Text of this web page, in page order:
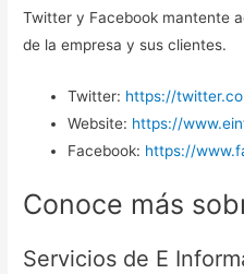
Twitter y Facebook mantente
de la empresa y sus clientes.
Twitter: https://
Website: https://
Facebook: https://
Conoce más
Servicios de E